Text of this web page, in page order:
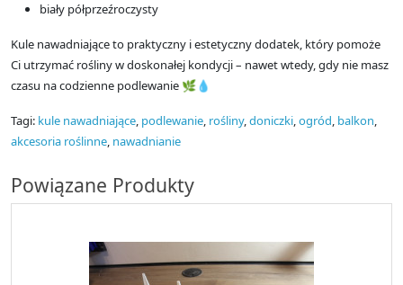
biały półprzeźroczysty
Kule nawadniające to praktyczny i estetyczny dodatek, który pomoże
Ci utrzymać rośliny w doskonałej kondycji – nawet wtedy, gdy nie masz
czasu na codzienne podlewanie 🌿💧
Tagi: kule nawadniające, podlewanie, rośliny,doniczki,ogród, balkon,
akcesoria roślinne, nawadnianie
Powiązane Produkty